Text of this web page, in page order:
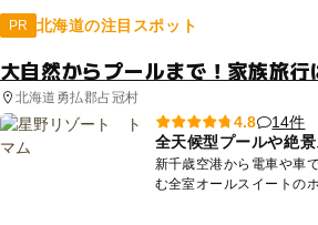
PR 北海道の注目スポット
大自然からプールまで！家族旅
北海道勇払郡占冠村
4.8
14件
全天候型プールや絶
新千歳空港から電車や車